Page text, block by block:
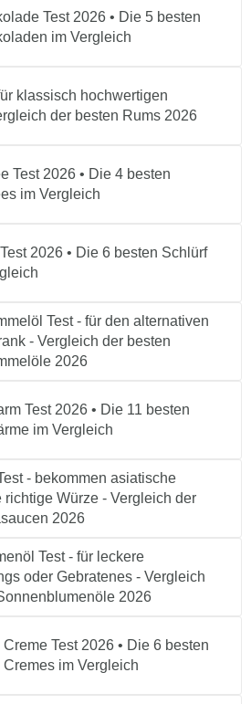
Test 2026 • Die 5 besten
im Vergleich
klassisch hochwertigen
der besten Rums 2026
Test 2026 • Die 4 besten
im Vergleich
2026 • Die 6 besten Schlürf
Test - für den alternativen
- Vergleich der besten
2026
Test 2026 • Die 11 besten
im Vergleich
- bekommen asiatische
richtige Würze - Vergleich der
2026
Test - für leckere
oder Gebratenes - Vergleich
2026
Test 2026 • Die 6 besten
im Vergleich